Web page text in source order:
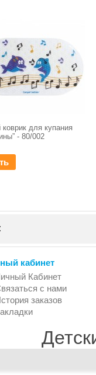
коврик для купания
- 80/002
кабинет
Кабинет
с нами
заказов